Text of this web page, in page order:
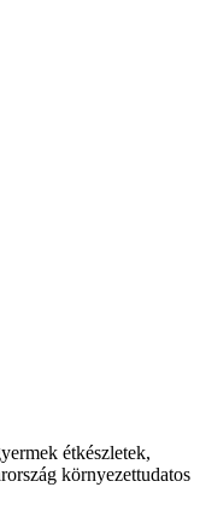
étkészletek,
környezettudatos